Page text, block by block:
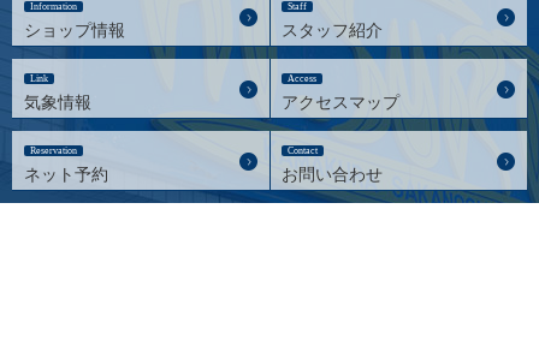
Information
ショップ情報
Staff
スタッフ紹介
Link
気象情報
Access
アクセスマップ
Reservation
ネット予約
Contact
お問い合わせ